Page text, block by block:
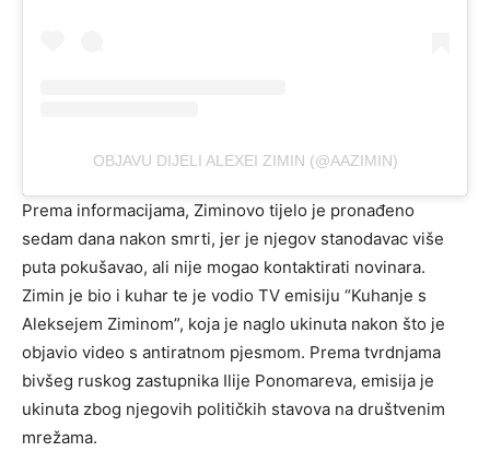
OBJAVU DIJELI ALEXEI ZIMIN (@AAZIMIN)
Prema informacijama, Ziminovo tijelo je pronađeno
sedam dana nakon smrti, jer je njegov stanodavac više
puta pokušavao, ali nije mogao kontaktirati novinara.
Zimin je bio i kuhar te je vodio TV emisiju “Kuhanje s
Aleksejem Ziminom”, koja je naglo ukinuta nakon što je
objavio video s antiratnom pjesmom. Prema tvrdnjama
bivšeg ruskog zastupnika Ilije Ponomareva, emisija je
ukinuta zbog njegovih političkih stavova na društvenim
mrežama.